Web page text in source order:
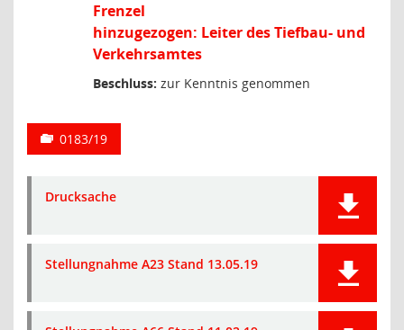
Frenzel
hinzugezogen: Leiter des Tiefbau- und
Verkehrsamtes
Beschluss: zur Kenntnis genommen
0183/19
Drucksache
Stellungnahme A23 Stand 13.05.19